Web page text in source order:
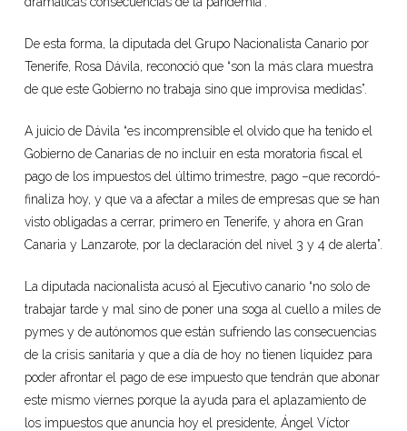
De esta forma, la diputada del Grupo Nacionalista Canario por
Tenerife, Rosa Dávila, reconoció que “son la más clara muestra
de que este Gobierno no trabaja sino que improvisa medidas”.
A juicio de Dávila “es incomprensible el olvido que ha tenido el
Gobierno de Canarias de no incluir en esta moratoria fiscal el
pago de los impuestos del último trimestre, pago –que recordó-
finaliza hoy, y que va a afectar a miles de empresas que se han
visto obligadas a cerrar, primero en Tenerife, y ahora en Gran
Canaria y Lanzarote, por la declaración del nivel 3 y 4 de alerta”.
La diputada nacionalista acusó al Ejecutivo canario “no solo de
trabajar tarde y mal sino de poner una soga al cuello a miles de
pymes y de autónomos que están sufriendo las consecuencias
de la crisis sanitaria y que a día de hoy no tienen liquidez para
poder afrontar el pago de ese impuesto que tendrán que abonar
este mismo viernes porque la ayuda para el aplazamiento de
los impuestos que anuncia hoy el presidente, Ángel Víctor